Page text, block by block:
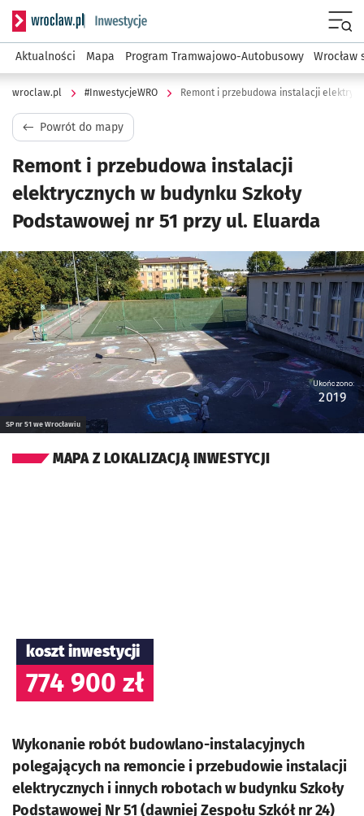
Serwis informacyjny wroclaw.pl podserwis:
Aktualności Mapa Program Tramwajowo-Autobusowy Wrocław
wroclaw.pl #InwestycjeWRO
Powrót do mapy
Remont i przebudowa instalacji
elektrycznych w budynku Szkoły
Podstawowej nr 51 przy ul. Eluarda
Kliknij, aby powiększyć
SP nr 51 we Wrocławiu
Ukończono:
2019
MAPA Z LOKALIZACJĄ INWESTYCJI
koszt inwestycji
774 900 zł
Wykonanie robót budowlano-instalacyjnych
polegających na remoncie i przebudowie instalacji
elektrycznych i innych robotach w budynku Szkoły
Podstawowej Nr 51 (dawniej Zespołu Szkół nr 24)